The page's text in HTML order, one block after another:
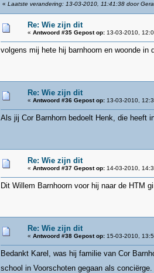
« Laatste verandering: 13-03-2010, 11:41:38 door
Re: Wie zijn dit
« Antwoord #35 Gepost op:13-03-2010,
volgens mij hete hij barnhoorn en woonde in
Re: Wie zijn dit
« Antwoord #36 Gepost op:13-03-2010,
Als jij Cor Barnhorn bedoelt Henk, die heeft
Re: Wie zijn dit
« Antwoord #37 Gepost op:14-03-2010,
Dit Willem Barnhoorn voor hij naar de HTM
Re: Wie zijn dit
« Antwoord #38 Gepost op:15-03-2010,
Bedankt Karel, was hij familie van Cor
school in Voorschoten gegaan als conciërge.